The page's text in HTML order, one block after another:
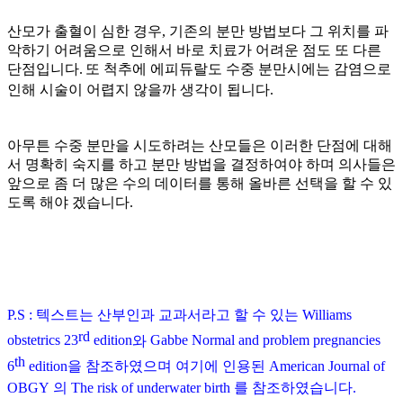
산모가 출혈이 심한 경우, 기존의 분만 방법보다 그 위치를 파
악하기 어려움으로 인해서 바로 치료가 어려운 점도 또 다른
단점입니다. 또 척추에 에피듀랄도 수중 분만시에는 감염으로
인해 시술이 어렵지 않을까 생각이 됩니다.
아무튼 수중 분만을 시도하려는 산모들은 이러한 단점에 대해
서 명확히 숙지를 하고 분만 방법을 결정하여야 하며 의사들은
앞으로 좀 더 많은 수의 데이터를 통해 올바른 선택을 할 수 있
도록 해야 겠습니다.
P.S : 텍스트는 산부인과 교과서라고 할 수 있는 Williams
obstetrics 23rd edition와 Gabbe Normal and problem pregnancies
6th edition을 참조하였으며 여기에 인용된 American Journal of
OBGY 의 The risk of underwater birth 를 참조하였습니다.